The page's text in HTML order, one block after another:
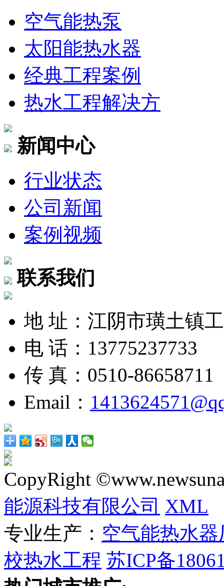
空气能热泵
太阳能热水器
经典工程案例
热水工程解决方
新闻中心
行业状态
公司新闻
案例视频
联系我们
地 址：江阴市璜土镇
电 话：13775237733
传 真：0510-86658711
Email：
CopyRight
能源科技有限公司 XML
专业生产： 空气能热水器
校热水工程 苏ICP备